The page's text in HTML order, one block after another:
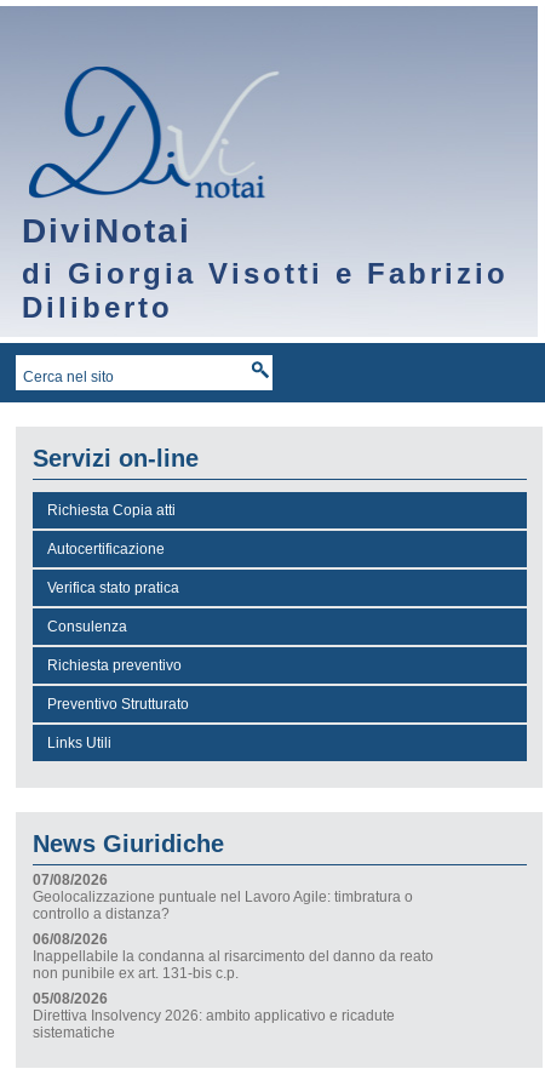
DiviNotai
di Giorgia Visotti e Fabrizio
Diliberto
Servizi on-line
Richiesta Copia atti
Autocertificazione
Verifica stato pratica
Consulenza
Richiesta preventivo
Preventivo Strutturato
Links Utili
News Giuridiche
07/08/2026
Geolocalizzazione puntuale nel Lavoro Agile: timbratura o
controllo a distanza?
06/08/2026
Inappellabile la condanna al risarcimento del danno da reato
non punibile ex art. 131-bis c.p.
05/08/2026
Direttiva Insolvency 2026: ambito applicativo e ricadute
sistematiche